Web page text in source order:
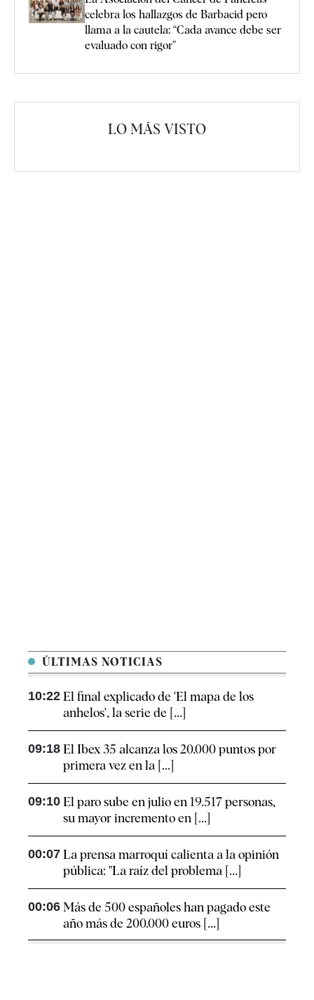
celebra los hallazgos de Barbacid pero
llama a la cautela: “Cada avance debe ser
evaluado con rigor”
LO MÁS VISTO
ÚLTIMAS NOTICIAS
10:22 El final explicado de 'El mapa de los
anhelos', la serie de [...]
09:18 El Ibex 35 alcanza los 20.000 puntos por
primera vez en la [...]
09:10 El paro sube en julio en 19.517 personas,
su mayor incremento en [...]
00:07 La prensa marroquí calienta a la opinión
pública: "La raíz del problema [...]
00:06 Más de 500 españoles han pagado este
año más de 200.000 euros [...]